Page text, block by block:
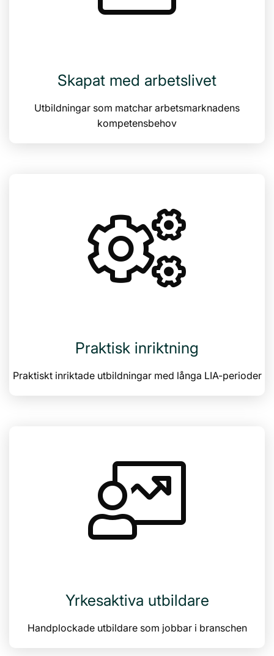
Skapat med arbetslivet
Utbildningar som matchar arbetsmarknadens
kompetensbehov
Praktisk inriktning
Praktiskt inriktade utbildningar med långa LIA-perioder
Yrkesaktiva utbildare
Handplockade utbildare som jobbar i branschen